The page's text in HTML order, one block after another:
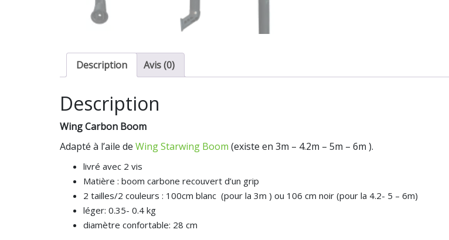
Description Avis (0)
Description
Wing Carbon Boom
Adapté à l’aile de Wing Starwing Boom (existe en 3m – 4.2m – 5m – 6m ).
livré avec 2 vis
Matière : boom carbone recouvert d’un grip
2 tailles/2 couleurs : 100cm blanc (pour la 3m ) ou 106 cm noir (pour la 4.2- 5 – 6m)
léger: 0.35- 0.4 kg
diamètre confortable: 28 cm